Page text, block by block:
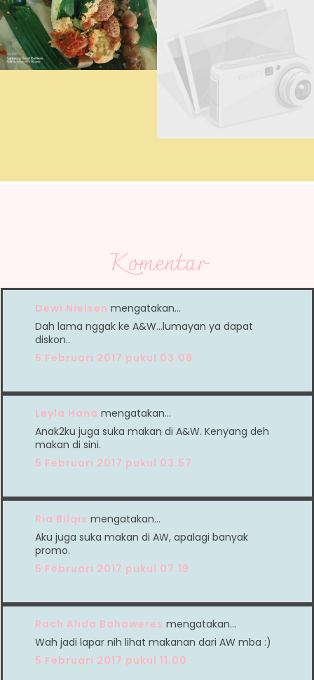
Komentar
Dewi Nielsen mengatakan…
Dah lama nggak ke A&W...lumayan ya dapat
diskon..
5 Februari 2017 pukul 03.08
Leyla Hana mengatakan…
Anak2ku juga suka makan di A&W. Kenyang deh
makan di sini.
5 Februari 2017 pukul 03.57
Ria Bilqis mengatakan…
Aku juga suka makan di AW, apalagi banyak
promo.
5 Februari 2017 pukul 07.19
Rach Alida Bahaweres mengatakan…
Wah jadi lapar nih lihat makanan dari AW mba :)
5 Februari 2017 pukul 11.00